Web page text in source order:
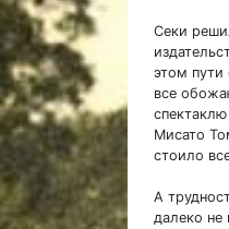
Секи
этом пути
все
Мисато
стоило
А
далеко не